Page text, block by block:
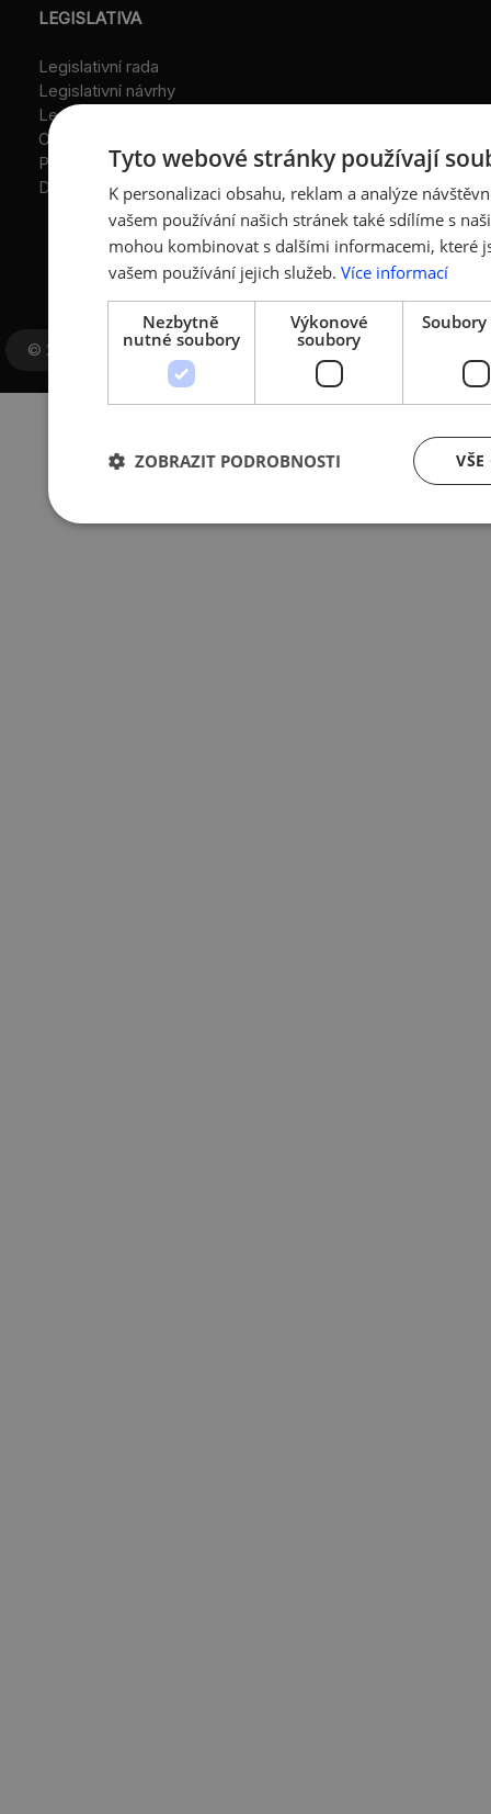
LEGISLATIVA
Legislativní rada
Legislativní návrhy
Legislativní partneři
O AMSP ČR
Představenstvo
Dozorčí rada
© 2026 designed byLATAUPE
Tyto webové stránky používají
K personalizaci obsahu, reklam a analýze
vašem používání našich stránek také sdílíme s
mohou kombinovat s dalšími informacemi, které
vašem používání jejich služeb. Více informací
Nezbytně
nutné soubory
Výkonové
soubory
ZOBRAZIT PODROBNOSTI